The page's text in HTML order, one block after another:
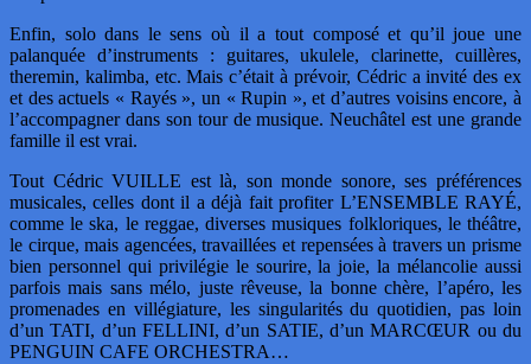
Enfin, solo dans le sens où il a tout composé et qu’il joue une
palanquée d’instruments : guitares, ukulele, clarinette, cuillères,
theremin, kalimba, etc. Mais c’était à prévoir, Cédric a invité des ex
et des actuels « Rayés », un « Rupin », et d’autres voisins encore, à
l’accompagner dans son tour de musique. Neuchâtel est une grande
famille il est vrai.
Tout Cédric VUILLE est là, son monde sonore, ses préférences
musicales, celles dont il a déjà fait profiter L’ENSEMBLE RAYÉ,
comme le ska, le reggae, diverses musiques folkloriques, le théâtre,
le cirque, mais agencées, travaillées et repensées à travers un prisme
bien personnel qui privilégie le sourire, la joie, la mélancolie aussi
parfois mais sans mélo, juste rêveuse, la bonne chère, l’apéro, les
promenades en villégiature, les singularités du quotidien, pas loin
d’un TATI, d’un FELLINI, d’un SATIE, d’un MARCŒUR ou du
PENGUIN CAFE ORCHESTRA…